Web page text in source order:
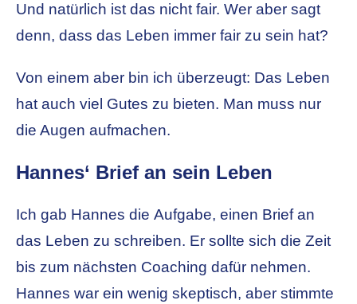
Und natürlich ist das nicht fair. Wer aber sagt
denn, dass das Leben immer fair zu sein hat?
Von einem aber bin ich überzeugt: Das Leben
hat auch viel Gutes zu bieten. Man muss nur
die Augen aufmachen.
Hannes‘ Brief an sein Leben
Ich gab Hannes die Aufgabe, einen Brief an
das Leben zu schreiben. Er sollte sich die Zeit
bis zum nächsten Coaching dafür nehmen.
Hannes war ein wenig skeptisch, aber stimmte